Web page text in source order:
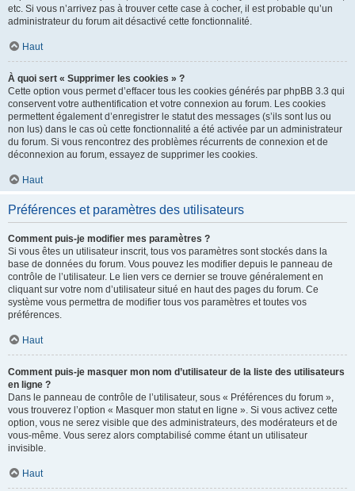
etc. Si vous n’arrivez pas à trouver cette case à cocher, il est probable qu’un
administrateur du forum ait désactivé cette fonctionnalité.
Haut
À quoi sert « Supprimer les cookies » ?
Cette option vous permet d’effacer tous les cookies générés par phpBB 3.3 qui
conservent votre authentification et votre connexion au forum. Les cookies
permettent également d’enregistrer le statut des messages (s’ils sont lus ou
non lus) dans le cas où cette fonctionnalité a été activée par un administrateur
du forum. Si vous rencontrez des problèmes récurrents de connexion et de
déconnexion au forum, essayez de supprimer les cookies.
Haut
Préférences et paramètres des utilisateurs
Comment puis-je modifier mes paramètres ?
Si vous êtes un utilisateur inscrit, tous vos paramètres sont stockés dans la
base de données du forum. Vous pouvez les modifier depuis le panneau de
contrôle de l’utilisateur. Le lien vers ce dernier se trouve généralement en
cliquant sur votre nom d’utilisateur situé en haut des pages du forum. Ce
système vous permettra de modifier tous vos paramètres et toutes vos
préférences.
Haut
Comment puis-je masquer mon nom d’utilisateur de la liste des utilisateurs
en ligne ?
Dans le panneau de contrôle de l’utilisateur, sous « Préférences du forum »,
vous trouverez l’option « Masquer mon statut en ligne ». Si vous activez cette
option, vous ne serez visible que des administrateurs, des modérateurs et de
vous-même. Vous serez alors comptabilisé comme étant un utilisateur
invisible.
Haut